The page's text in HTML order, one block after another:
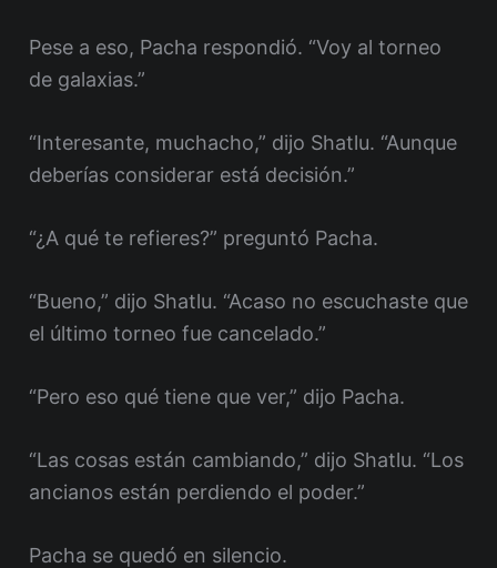
Pese a eso, Pacha respondió. “Voy al torneo
de galaxias.”
“Interesante, muchacho,” dijo Shatlu. “Aunque
deberías considerar está decisión.”
“¿A qué te refieres?” preguntó Pacha.
“Bueno,” dijo Shatlu. “Acaso no escuchaste que
el último torneo fue cancelado.”
“Pero eso qué tiene que ver,” dijo Pacha.
“Las cosas están cambiando,” dijo Shatlu. “Los
ancianos están perdiendo el poder.”
Pacha se quedó en silencio.